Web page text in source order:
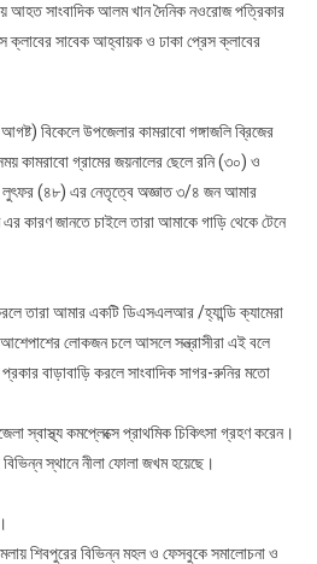
আলম
খান
আহত সাংবাদিক আলম খান দৈনিক নওরোজ পত্রিকার
ক্লাবের সাবেক আহ্বায়ক ও ঢাকা প্রেস ক্লাবের
বিকেলে উপজেলার কামরাবো গঙ্গাজলি ব্রিজের
কামরাবো গ্রামের জয়নালের ছেলে রনি (৩০) ও
লুৎফর (৪৮) এর নেতৃত্বে অজ্ঞাত ৩/৪ জন আমার
কারণ জানতে চাইলে তারা আমাকে গাড়ি থেকে টেনে
তারা আমার একটি ডিএসএলআর /হ্যান্ডি ক্যামেরা
লোকজন চলে আসলে সন্ত্রাসীরা এই বলে
বাড়াবাড়ি করলে সাংবাদিক সাগর-রুনির মতো
স্বাস্থ্য কমপ্লেক্সে প্রাথমিক চিকিৎসা গ্রহণ করেন।
স্থানে নীলা ফোলা জখম হয়েছে।
শিবপুরের বিভিন্ন মহল ও ফেসবুকে সমালোচনা ও